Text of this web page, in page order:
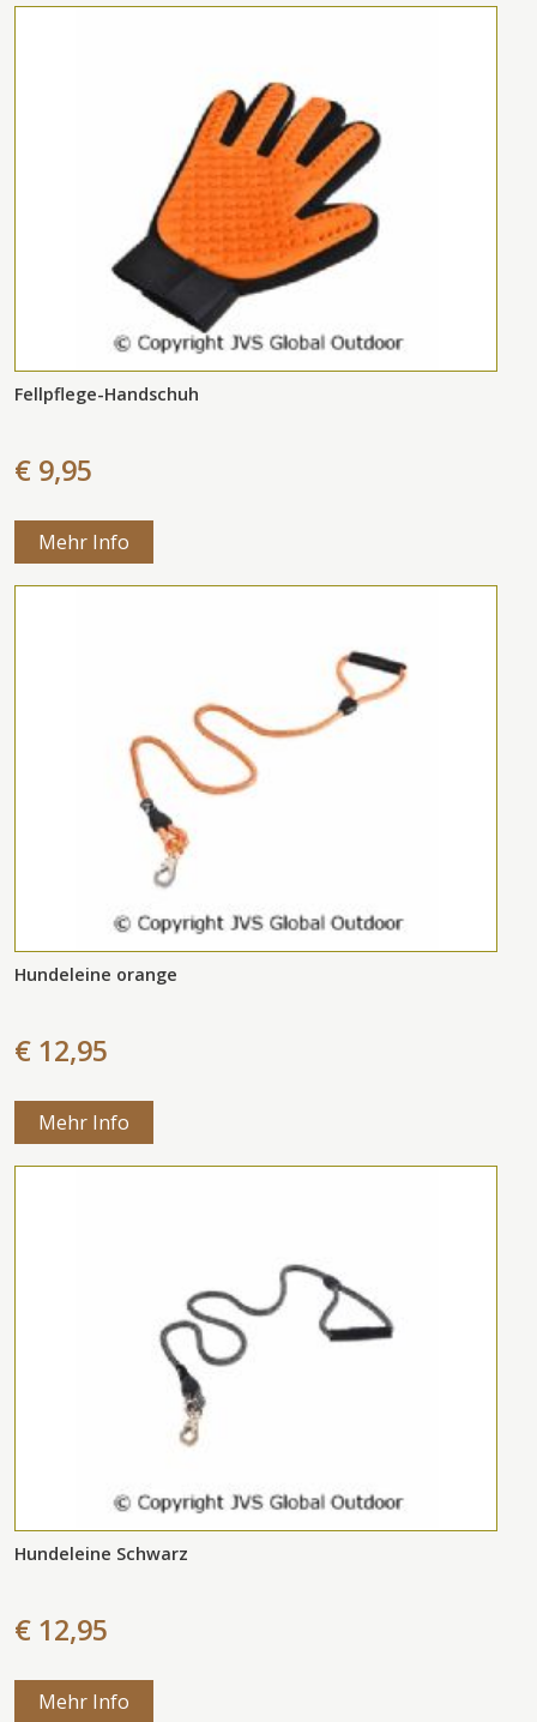
Fellpflege-Handschuh
€ 9,95
Mehr Info
Hundeleine orange
€ 12,95
Mehr Info
Hundeleine Schwarz
€ 12,95
Mehr Info